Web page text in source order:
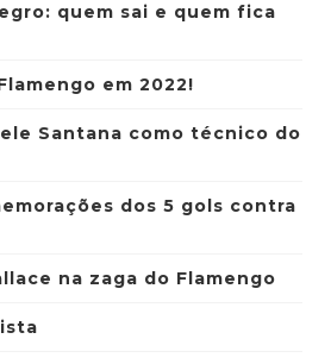
quem sai e quem fica
em 2022!
Santana como técnico do
dos 5 gols contra
na zaga do Flamengo